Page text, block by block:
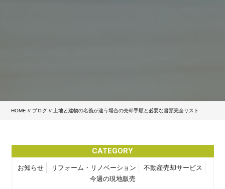
HOME // ブログ // 土地と建物の名義が違う場合の売却手順と必要な書類完全リスト
CATEGORY
お知らせ リフォーム・リノベーション
不動産売却サービス
今週の現地販売